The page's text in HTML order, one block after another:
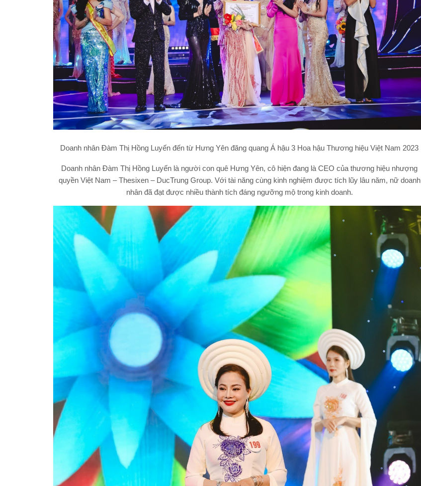
Doanh nhân Đàm Thị Hồng Luyến đến từ Hưng Yên đăng quang Á hậu 3 Hoa hậu Thương hiệu Việt Nam 2023
Doanh nhân Đàm Thị Hồng Luyến là người con quê Hưng Yên, cô hiện đang là CEO của thương hiệu nhượng
quyền Việt Nam – Thesixen – DucTrung Group. Với tài năng cùng kinh nghiệm được tích lũy lâu năm, nữ doanh
nhân đã đạt được nhiều thành tích đáng ngưỡng mộ trong kinh doanh.